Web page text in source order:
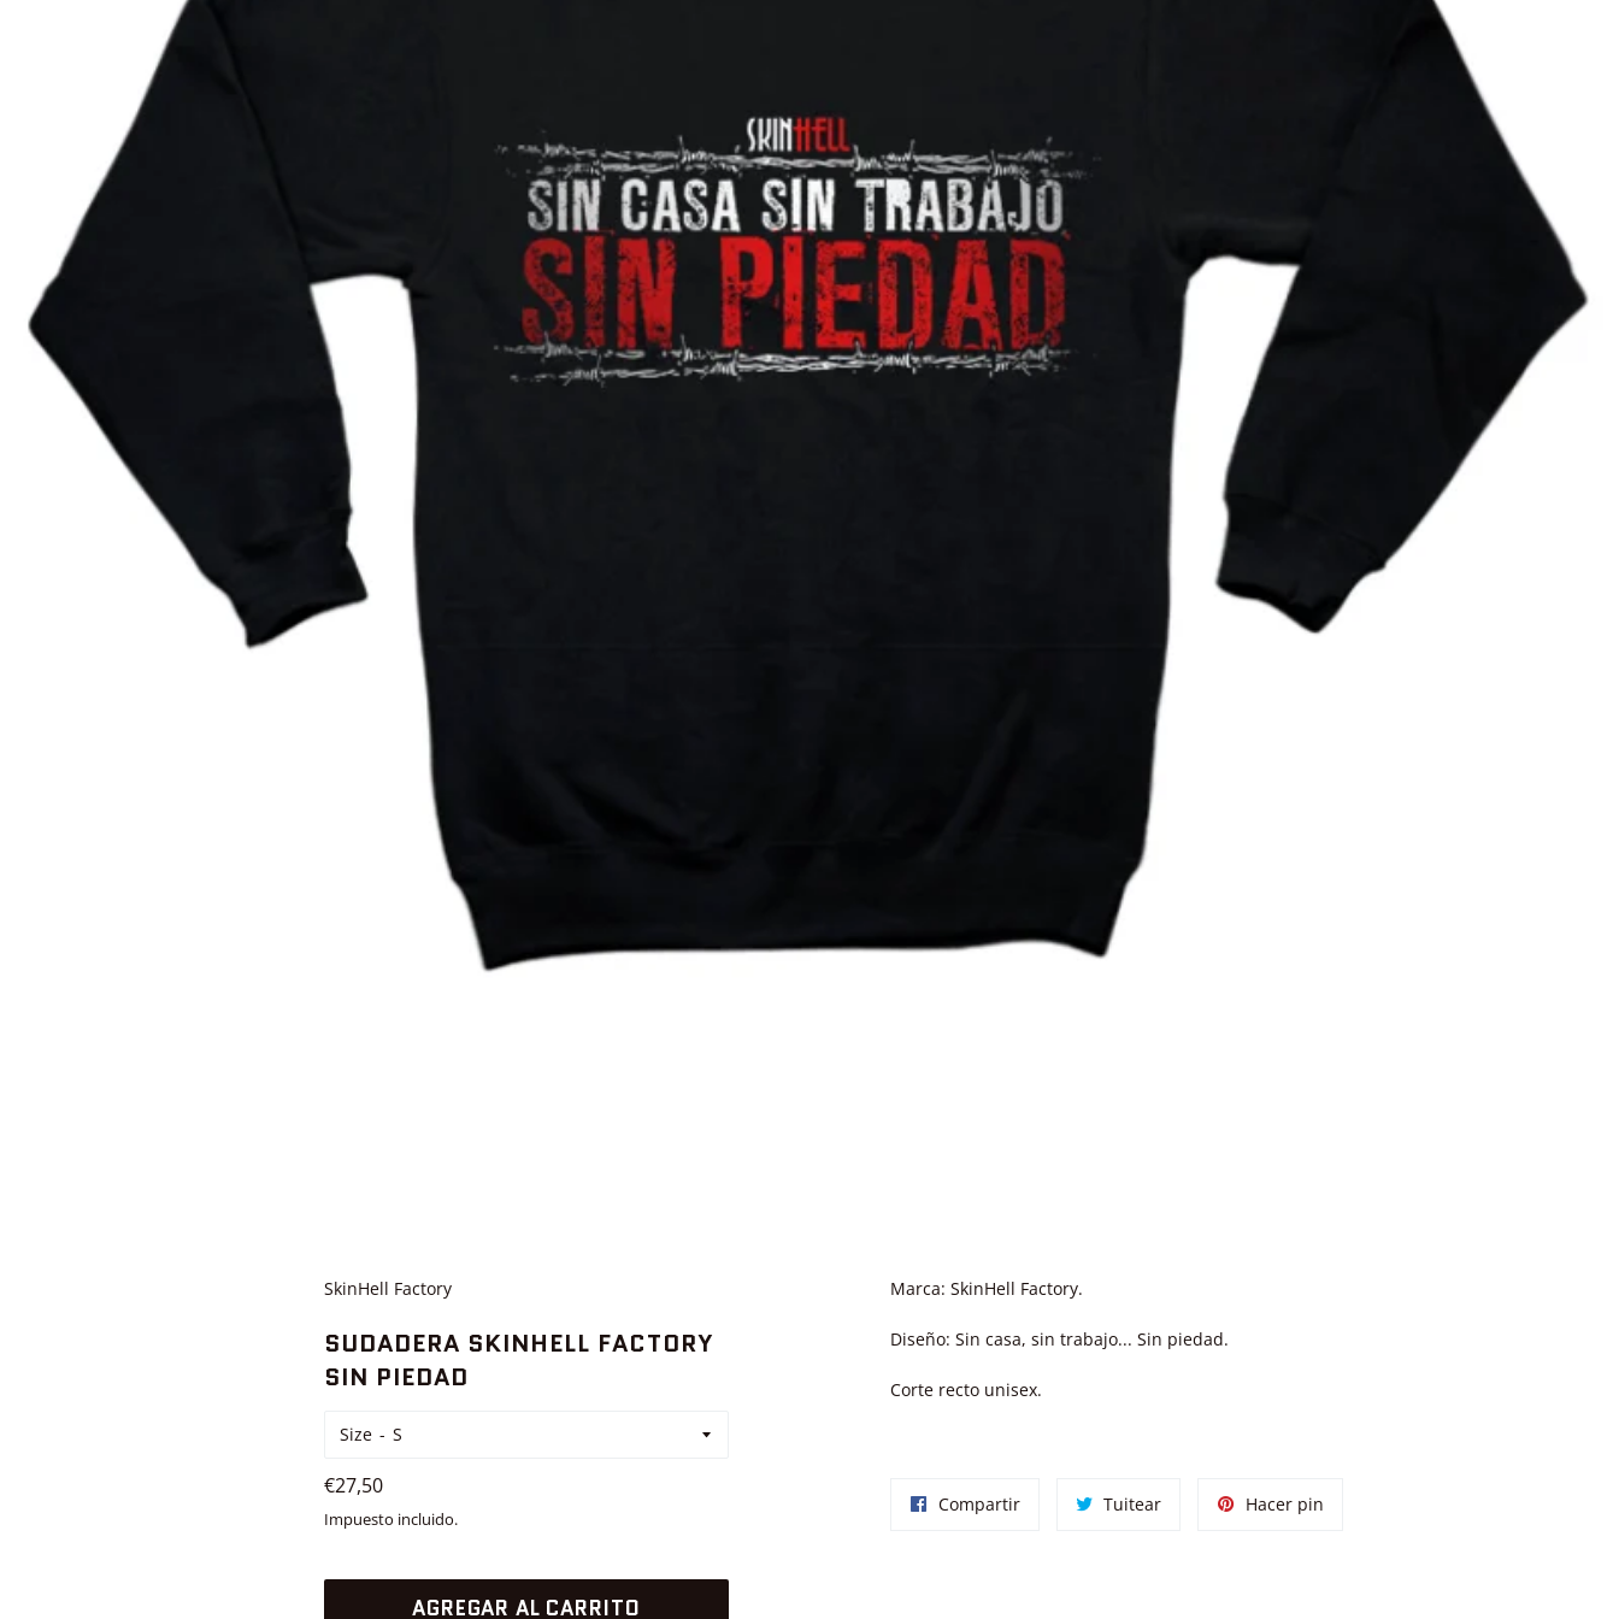
SkinHell Factory
SUDADERA SKINHELL FACTORY
SIN PIEDAD
Size
Precio
habitual
€27,50
Impuesto incluido.
AGREGAR AL CARRITO
Marca: SkinHell Factory.
Diseño: Sin casa, sin trabajo... Sin piedad.
Corte recto unisex.
CompartirCompartir TuitearTuitear
Hacer pin